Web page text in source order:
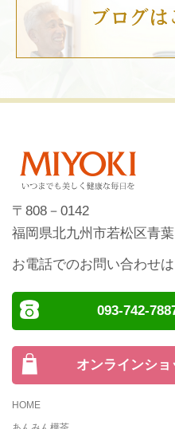
〒808－0142
福岡県北九州市若松区青
お電話でのお問い合わせは
093-742-
オンラインショ
HOME